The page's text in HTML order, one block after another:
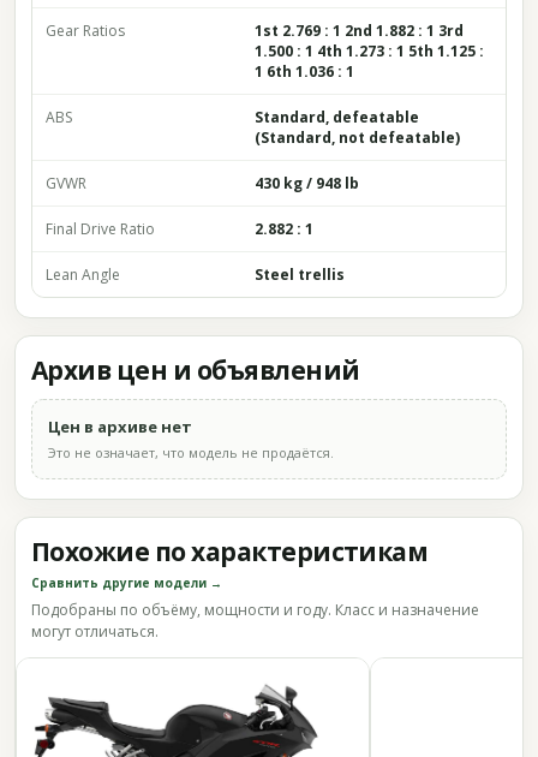
Gear Ratios
1st 2.769 : 1 2nd 1.882 : 1 3rd
1.500 : 1 4th 1.273 : 1 5th 1.125 :
1 6th 1.036 : 1
ABS
Standard, defeatable
(Standard, not defeatable)
GVWR 430 kg / 948 lb
Final Drive Ratio 2.882 : 1
Lean Angle Steel trellis
Архив цен и объявлений
Цен в архиве нет
Это не означает, что модель не продаётся.
Похожие по характеристикам
Сравнить другие модели →
Подобраны по объёму, мощности и году. Класс и назначение
могут отличаться.